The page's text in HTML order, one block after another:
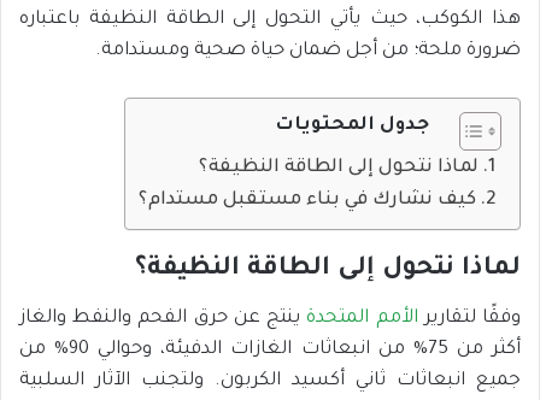
هذا الكوكب، حيث يأتي التحول إلى الطاقة النظيفة باعتباره
ضرورة ملحة؛ من أجل ضمان حياة صحية ومستدامة.
جدول المحتويات
لماذا نتحول إلى الطاقة النظيفة؟
كيف نشارك في بناء مستقبل مستدام؟
لماذا نتحول إلى الطاقة النظيفة؟
وفقًا لتقارير الأمم المتحدة ينتج عن حرق الفحم والنفط والغاز
أكثر من 75% من انبعاثات الغازات الدفيئة، وحوالي 90% من
جميع انبعاثات ثاني أكسيد الكربون. ولتجنب الآثار السلبية